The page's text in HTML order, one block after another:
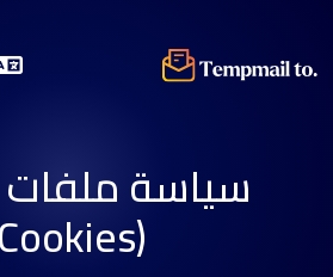
سياسة ملفات
(Cookies)